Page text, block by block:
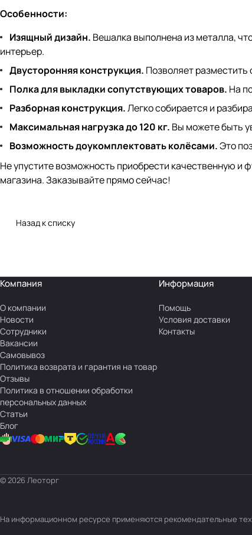
Особенности:
Изящный дизайн. Вешалка выполнена из металла,
интерьер.
Двусторонняя конструкция. Позволяет разместить
Полка для выкладки сопутствующих товаров. На
Разборная конструкция.Легко собирается и
Максимальная нагрузка до 120 кг. Вы можете быть
Возможность доукомплектовать колёсами.Это
Не упустите возможность приобрести качественную и
магазина. Заказывайте прямо сейчас!
Назад к списку
Компания
О компании
Новости
Сотрудники
Вакансии
Самовывоз
Политика возврата и гарантия на товар
Отзывы
Политика в отношении обработки
персональных данных
Статьи
Блог
Информация
Помощь
Условия доставки
Контакты
© 2026 Леоторг
На информационном ресурсе применяются рекомендательные